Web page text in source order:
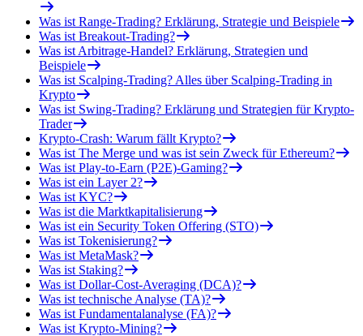
Was ist Range-Trading? Erklärung, Strategie und Beispiele
Was ist Breakout-Trading?
Was ist Arbitrage-Handel? Erklärung, Strategien und
Beispiele
Was ist Scalping-Trading? Alles über Scalping-Trading in
Krypto
Was ist Swing-Trading? Erklärung und Strategien für Krypto-
Trader
Krypto-Crash: Warum fällt Krypto?
Was ist The Merge und was ist sein Zweck für Ethereum?
Was ist Play-to-Earn (P2E)-Gaming?
Was ist ein Layer 2?
Was ist KYC?
Was ist die Marktkapitalisierung
Was ist ein Security Token Offering (STO)
Was ist Tokenisierung?
Was ist MetaMask?
Was ist Staking?
Was ist Dollar-Cost-Averaging (DCA)?
Was ist technische Analyse (TA)?
Was ist Fundamentalanalyse (FA)?
Was ist Krypto-Mining?